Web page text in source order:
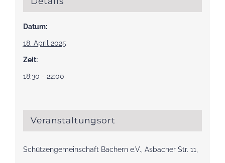
Datum:
18. April 2025
Zeit:
18:30 - 22:00
Veranstaltungsort
Schützengemeinschaft Bachern e.V., Asbacher Str. 11,